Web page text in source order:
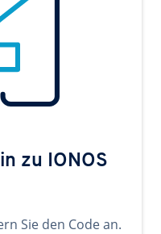
zu IONOS
Sie den Code an.